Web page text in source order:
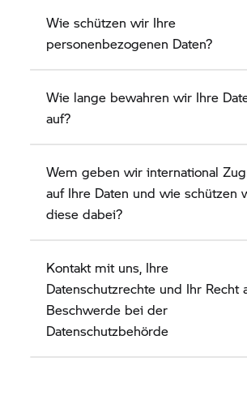
Wie schützen wir Ihre
personenbezogenen Daten?
Wie lange bewahren wir Ihre
auf?
Wem geben wir international
auf Ihre Daten und wie schützen
diese dabei?
Kontakt mit uns, Ihre
Datenschutzrechte und Ihr Recht
Beschwerde bei der
Datenschutzbehörde